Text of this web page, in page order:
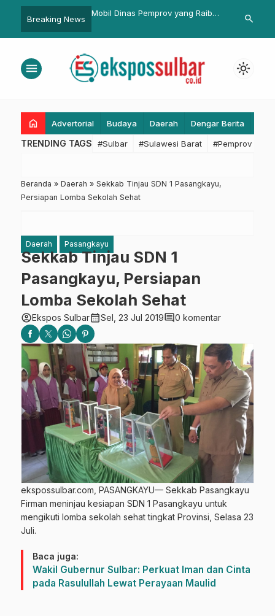
Breaking News
Pemprov yang Raib
Jadi 38 Unit, Wagub
Kita akan Terus Kejar
Sosialisasi Peran Kuasa Hukum,
Hadapi Risiko Hukum
BPBD
search
menu light_mode
home Advertorial Budaya Daerah Dengar Berita
TRENDING TAGS #Sulbar #Sulawesi Barat #Pemprov
Beranda » Daerah » Sekkab Tinjau SDN 1 Pasangkayu,
Persiapan Lomba Sekolah Sehat
Daerah Pasangkayu
Sekkab Tinjau SDN 1
Pasangkayu, Persiapan
Lomba Sekolah Sehat
account_circleEkspos Sulbarcalendar_monthSel, 23 Jul 2019comment0 komentar
ekspossulbar.com, PASANGKAYU— Sekkab Pasangkayu
Firman meninjau kesiapan SDN 1 Pasangkayu untuk
mengikuti lomba sekolah sehat tingkat Provinsi, Selasa 23
Juli.
Baca juga:
Wakil Gubernur Sulbar: Perkuat Iman dan Cinta
pada Rasulullah Lewat Perayaan Maulid